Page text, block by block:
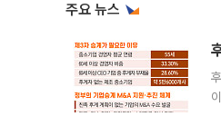
주요 뉴스